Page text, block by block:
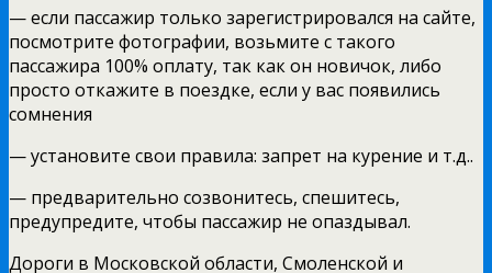
— если пассажир только зарегистрировался на сайте,
посмотрите фотографии, возьмите с такого
пассажира 100% оплату, так как он новичок, либо
просто откажите в поездке, если у вас появились
сомнения
— установите свои правила: запрет на курение и т.д..
— предварительно созвонитесь, спешитесь,
предупредите, чтобы пассажир не опаздывал.
Дороги в Московской области, Смоленской и